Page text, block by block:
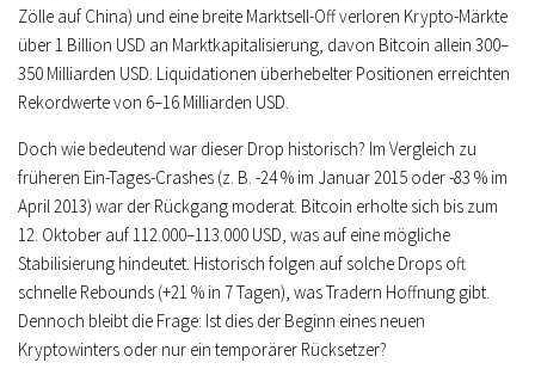
Zölle auf China) und eine breite Marktsell-Off verloren Krypto-Märkte
über 1 Billion USD an Marktkapitalisierung, davon Bitcoin allein 300–
350 Milliarden USD. Liquidationen überhebelter Positionen erreichten
Rekordwerte von 6–16 Milliarden USD.
Doch wie bedeutend war dieser Drop historisch? Im Vergleich zu
früheren Ein-Tages-Crashes (z. B. -24 % im Januar 2015 oder -83 % im
April 2013) war der Rückgang moderat. Bitcoin erholte sich bis zum
12. Oktober auf 112.000–113.000 USD, was auf eine mögliche
Stabilisierung hindeutet. Historisch folgen auf solche Drops oft
schnelle Rebounds (+21 % in 7 Tagen), was Tradern Hoffnung gibt.
Dennoch bleibt die Frage: Ist dies der Beginn eines neuen
Kryptowinters oder nur ein temporärer Rücksetzer?